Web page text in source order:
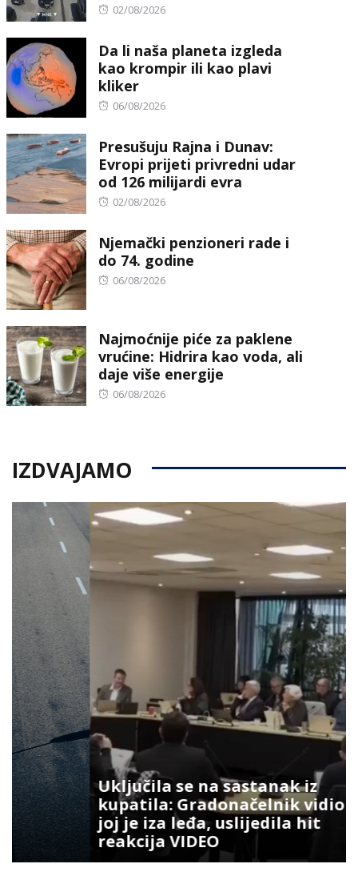
Posted
02/08/2026
Da li naša planeta izgleda
kao krompir ili kao plavi
kliker
Posted
06/08/2026
Presušuju Rajna i Dunav:
Evropi prijeti privredni udar
od 126 milijardi evra
Posted
02/08/2026
Njemački penzioneri rade i
do 74. godine
Posted
06/08/2026
Najmoćnije piće za paklene
vrućine: Hidrira kao voda, ali
daje više energije
Posted
06/08/2026
IZDVAJAMO
Uključila se na sastanak iz
kupatila: Gradonačelnik vidio šta
joj je iza leđa, uslijedila hit
reakcija VIDEO